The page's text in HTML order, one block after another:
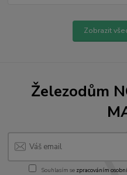
Zobrazit
Železodům
Souhlasím se zpracováním